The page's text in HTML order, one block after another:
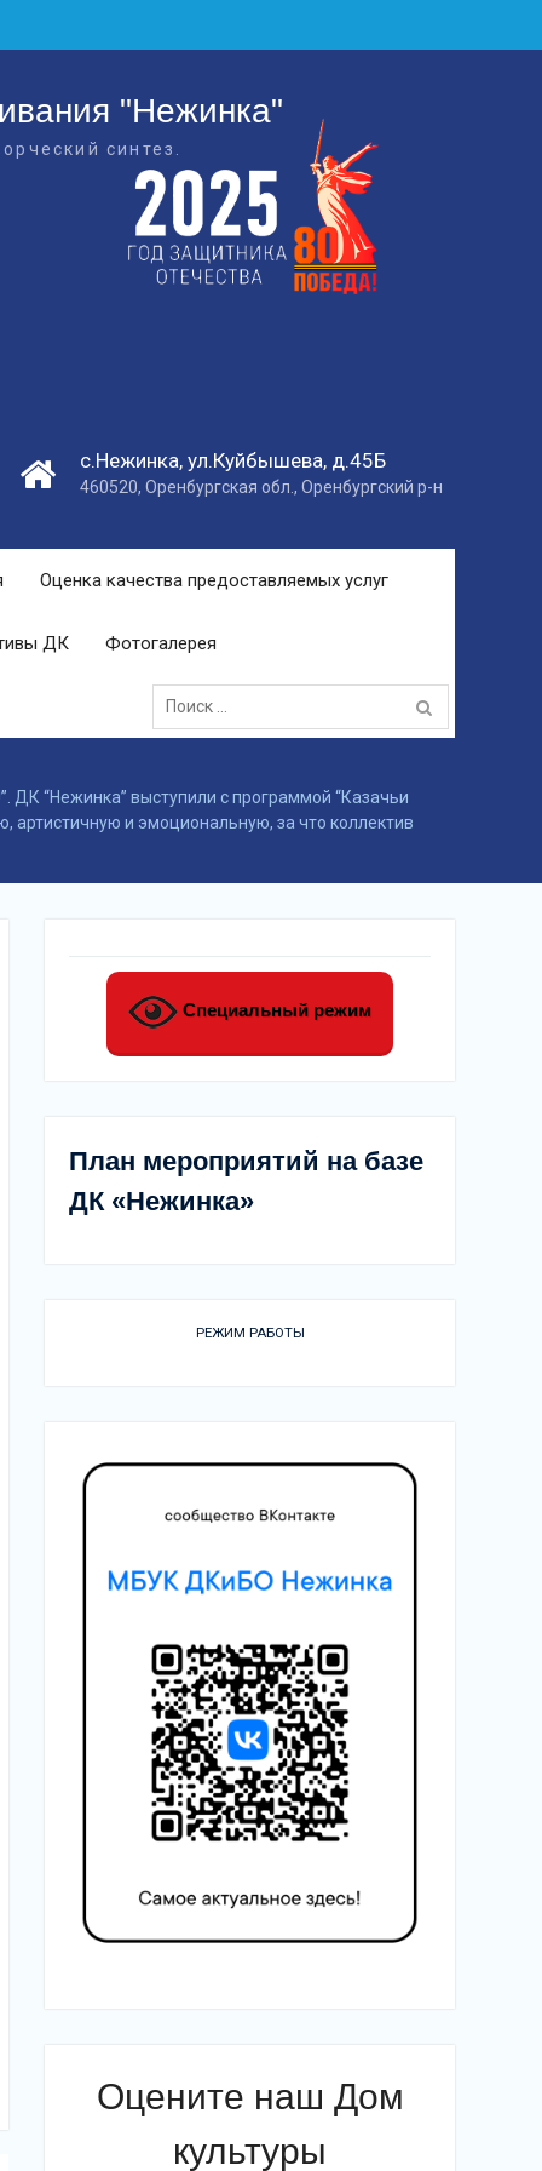
"Нежинка"
синтез.
с.Нежинка, ул.Куйбышева, д.45Б
460520, Оренбургская обл., Оренбургский р-н
Оценка качества предоставляемых услуг
ДК Фотогалерея
Поиск:
ДК “Нежинка” выступили с программой “Казачьи
и эмоциональную, за что коллектив
Специальный режим
План мероприятий на базе
ДК «Нежинка»
РЕЖИМ РАБОТЫ
Оцените наш Дом
культуры